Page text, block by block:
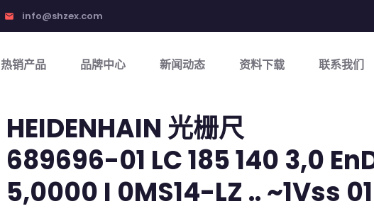
email info@shzex.com
热销产品 品牌中心 新闻动态 资料下载 联系我们
HEIDENHAIN 光栅尺
689696-01 LC 185 140 3,0
5,0000 I 0MS14-LZ .. ~1Vss 01